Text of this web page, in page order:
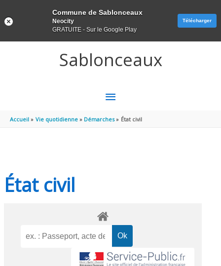
Sablonceaux
MENU
PRINCIPAL
Accueil Vie quotidienne Démarches État civil
État civil
Commune de Sablonceaux
Neocity
GRATUITE - Sur le Google Play
Télécharger